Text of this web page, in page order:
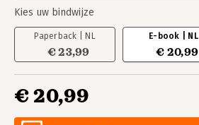
Kies uw bindwijze
Paperback | NL
€ 23,99
E-book | NL
€ 20,99
€ 20,99